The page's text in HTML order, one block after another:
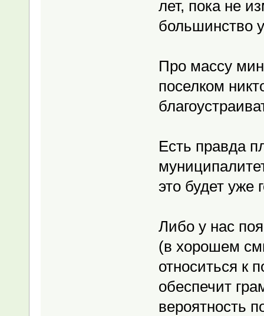
лет, пока не
большинство
Про массу
поселком
Есть правда
это будет уже
Либо у нас
(в хорошем
относиться к
обеспечит
вероятность